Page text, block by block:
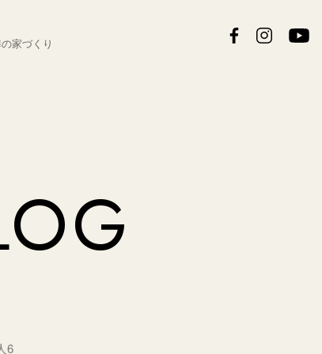
家づくり
6